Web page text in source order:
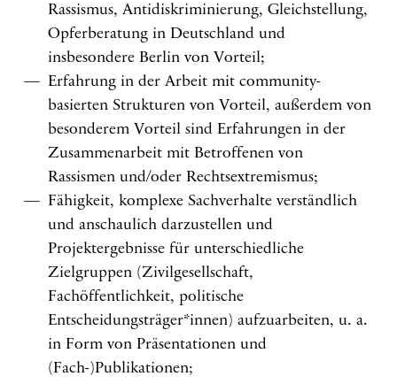
Rassismus, Antidiskriminierung, Gleichstellung,
Opferberatung in Deutschland und
insbesondere Berlin von Vorteil;
Erfahrung in der Arbeit mit community-
basierten Strukturen von Vorteil, außerdem von
besonderem Vorteil sind Erfahrungen in der
Zusammenarbeit mit Betroffenen von
Rassismen und/oder Rechtsextremismus;
Fähigkeit, komplexe Sachverhalte verständlich
und anschaulich darzustellen und
Projektergebnisse für unterschiedliche
Zielgruppen (Zivilgesellschaft,
Fachöffentlichkeit, politische
Entscheidungsträger*innen) aufzuarbeiten, u. a.
in Form von Präsentationen und
(Fach-)Publikationen;